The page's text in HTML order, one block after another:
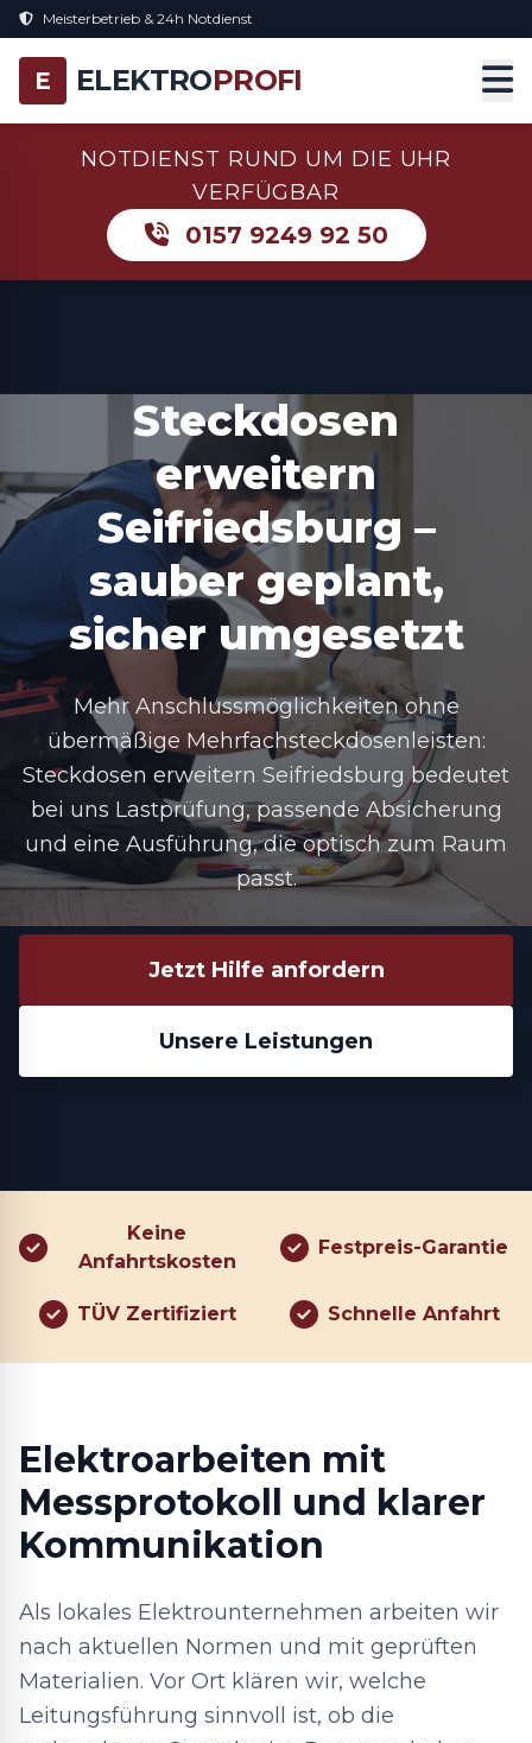
Meisterbetrieb & 24h Notdienst
E ELEKTROPROFI
NOTDIENST RUND UM DIE UHR
VERFÜGBAR
0157 9249 92 50
Steckdosen
erweitern
Seifriedsburg –
sauber geplant,
sicher umgesetzt
Mehr Anschlussmöglichkeiten ohne
übermäßige Mehrfachsteckdosenleisten:
Steckdosen erweitern Seifriedsburg bedeutet
bei uns Lastprüfung, passende Absicherung
und eine Ausführung, die optisch zum Raum
passt.
Jetzt Hilfe anfordern
Unsere Leistungen
Keine
Anfahrtskosten
Festpreis-Garantie
TÜV Zertifiziert Schnelle Anfahrt
Elektroarbeiten mit
Messprotokoll und klarer
Kommunikation
Als lokales Elektrounternehmen arbeiten wir
nach aktuellen Normen und mit geprüften
Materialien. Vor Ort klären wir, welche
Leitungsführung sinnvoll ist, ob die